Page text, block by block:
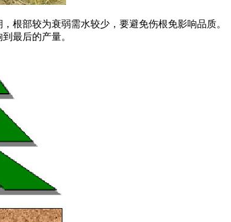
部较为衰弱需水较少，要避免伤根免影响品质。
最后的产量。